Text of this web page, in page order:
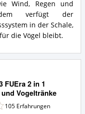
Wind, Regen und
verfügt der
in der Schale,
die Vögel bleibt.
FUEra 2 in 1
Vogeltränke
105 Erfahrungen